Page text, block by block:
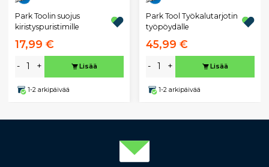
Park Toolin suojus
kiristyspuristimille
17,99 €
- + Lisää
1-2 arkipäivää
Park Tool Työkalutarjotin
työpöydälle
45,99 €
- + Lisää
1-2 arkipäivää